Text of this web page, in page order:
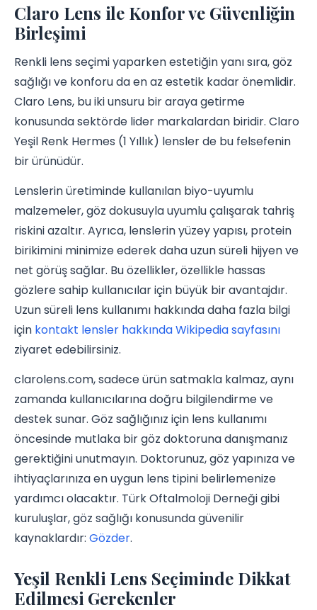
Claro Lens ile Konfor ve Güvenliğin
Birleşimi
Renkli lens seçimi yaparken estetiğin yanı sıra, göz
sağlığı ve konforu da en az estetik kadar önemlidir.
Claro Lens, bu iki unsuru bir araya getirme
konusunda sektörde lider markalardan biridir. Claro
Yeşil Renk Hermes (1 Yıllık) lensler de bu felsefenin
bir ürünüdür.
Lenslerin üretiminde kullanılan biyo-uyumlu
malzemeler, göz dokusuyla uyumlu çalışarak tahriş
riskini azaltır. Ayrıca, lenslerin yüzey yapısı, protein
birikimini minimize ederek daha uzun süreli hijyen ve
net görüş sağlar. Bu özellikler, özellikle hassas
gözlere sahip kullanıcılar için büyük bir avantajdır.
Uzun süreli lens kullanımı hakkında daha fazla bilgi
için kontakt lensler hakkında Wikipedia sayfasını
ziyaret edebilirsiniz.
clarolens.com, sadece ürün satmakla kalmaz, aynı
zamanda kullanıcılarına doğru bilgilendirme ve
destek sunar. Göz sağlığınız için lens kullanımı
öncesinde mutlaka bir göz doktoruna danışmanız
gerektiğini unutmayın. Doktorunuz, göz yapınıza ve
ihtiyaçlarınıza en uygun lens tipini belirlemenize
yardımcı olacaktır. Türk Oftalmoloji Derneği gibi
kuruluşlar, göz sağlığı konusunda güvenilir
kaynaklardır: Gözder.
Yeşil Renkli Lens Seçiminde Dikkat
Edilmesi Gerekenler